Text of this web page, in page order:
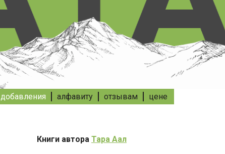
алфавиту отзывам цене
Книги автора Тара Аал